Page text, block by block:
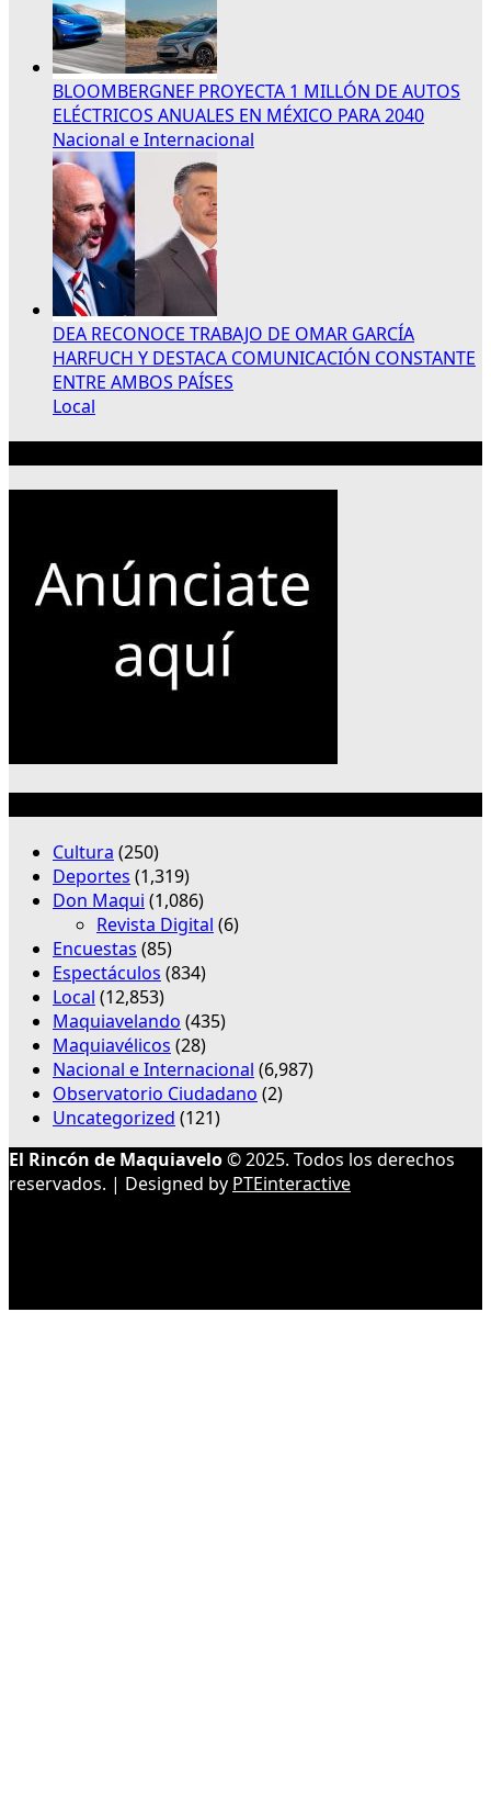
BLOOMBERGNEF PROYECTA 1 MILLÓN DE AUTOS
ELÉCTRICOS ANUALES EN MÉXICO PARA 2040
Nacional e Internacional
DEA RECONOCE TRABAJO DE OMAR GARCÍA
HARFUCH Y DESTACA COMUNICACIÓN CONSTANTE
ENTRE AMBOS PAÍSES
Local
Cultura (250)
Deportes (1,319)
Don Maqui (1,086)
Revista Digital (6)
Encuestas (85)
Espectáculos (834)
Local (12,853)
Maquiavelando (435)
Maquiavélicos (28)
Nacional e Internacional (6,987)
Observatorio Ciudadano (2)
Uncategorized (121)
El Rincón de Maquiavelo© 2025. Todos los derechos
reservados. | Designed by PTEinteractive